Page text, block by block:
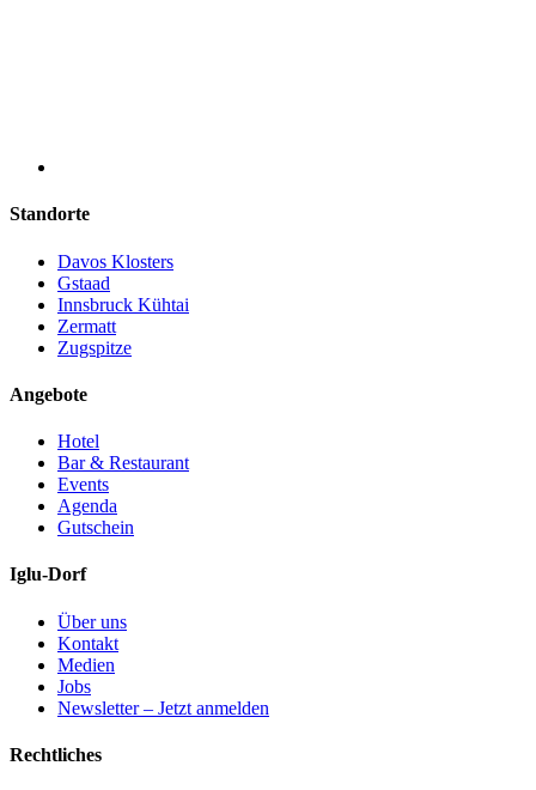
Standorte
Davos Klosters
Gstaad
Innsbruck Kühtai
Zermatt
Zugspitze
Angebote
Hotel
Bar & Restaurant
Events
Agenda
Gutschein
Iglu-Dorf
Über uns
Kontakt
Medien
Jobs
Newsletter – Jetzt anmelden
Rechtliches